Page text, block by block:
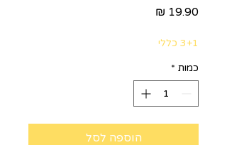
3+1 כללי
כמות *
הוספה לסל